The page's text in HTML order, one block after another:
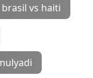
brasil vs haiti